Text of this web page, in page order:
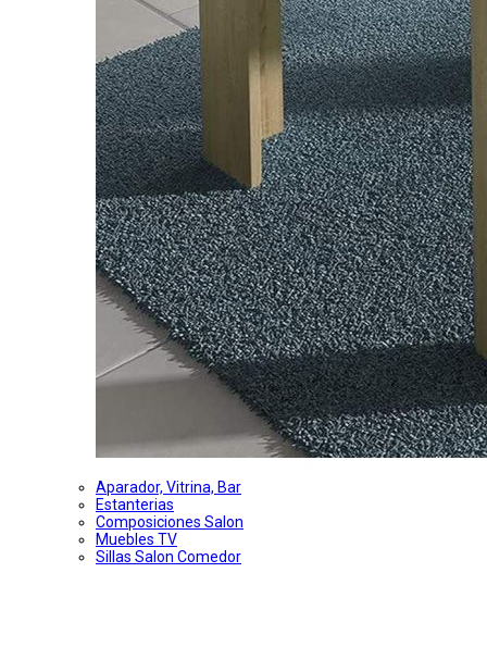
Aparador, Vitrina, Bar
Estanterias
Composiciones Salon
Muebles TV
Sillas Salon Comedor